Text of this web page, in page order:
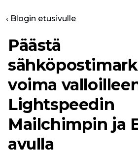
‹ Blogin etusivulle
Päästä
voima
Lightspeedin
Mailchimpin ja
avulla